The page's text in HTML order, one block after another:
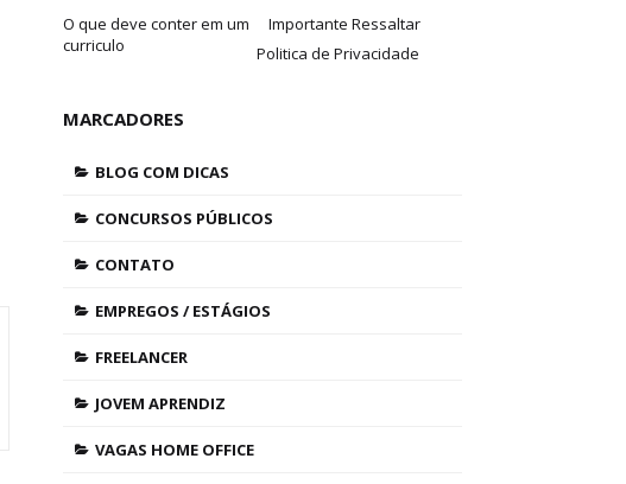
O que deve conter em um
curriculo
Importante Ressaltar
Politica de Privacidade
MARCADORES
BLOG COM DICAS
CONCURSOS PÚBLICOS
CONTATO
EMPREGOS / ESTÁGIOS
FREELANCER
JOVEM APRENDIZ
VAGAS HOME OFFICE